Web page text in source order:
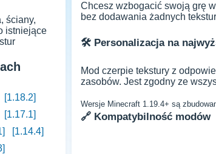
ściany,
istniejące
[1.18.2]
[1.17.1]
[1.14.4]
Chcesz wzbogacić swoją grę
bez dodawania żadnych
🛠 Personalizacja na
Mod czerpie tekstury z
zasobów. Jest zgodny ze
Wersje Minecraft 1.19.4+ są
🔗 Kompatybilność modów